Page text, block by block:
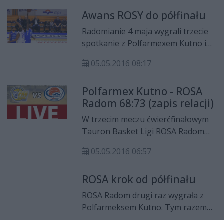
starcie. Tym razem wicemistrzowie
Polski zmierzą się z miejscowym
Polfarmexem, aktualnie jedenastą
drużyną w tabeli.
Awans ROSY do półfinału
Radomianie 4 maja wygrali trzecie
spotkanie z Polfarmexem Kutno i
półfinału play-off 2016. Dla
Kamińskiego to trzeci z rzędu
półfinał w walce o mistrzostwo
Polski!
05.05.2016 08:17
Polfarmex Kutno - ROSA
Radom 68:73 (zapis relacji)
W trzecim meczu ćwierćfinałowym
Tauron Basket Ligi ROSA Radom
68:73! Tym samym radomianie po
półfinału rundy play-off rozgrywek
Tauron Basket Ligi.
05.05.2016 06:57
ROSA krok od półfinału
ROSA Radom drugi raz wygrała z
Polfarmeksem Kutno. Tym razem